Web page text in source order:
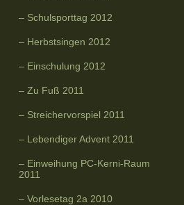
Schulsporttag 2012
Herbstsingen 2012
Einschulung 2012
Zu Fuß 2011
Streichervorspiel 2011
Lebendiger Advent 2011
Einweihung PC-Kerni-Raum
2011
Vorlesetag 2a 2010